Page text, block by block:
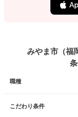
みやま市（福
職種
こだわり条件